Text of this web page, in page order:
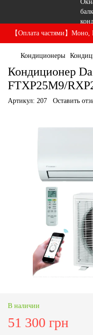
【Оплата частями】Моно,
Кондиционеры
Кондиционер
FTXP25M9/
Артикул: 207 Оставить
В наличии
51 300 грн